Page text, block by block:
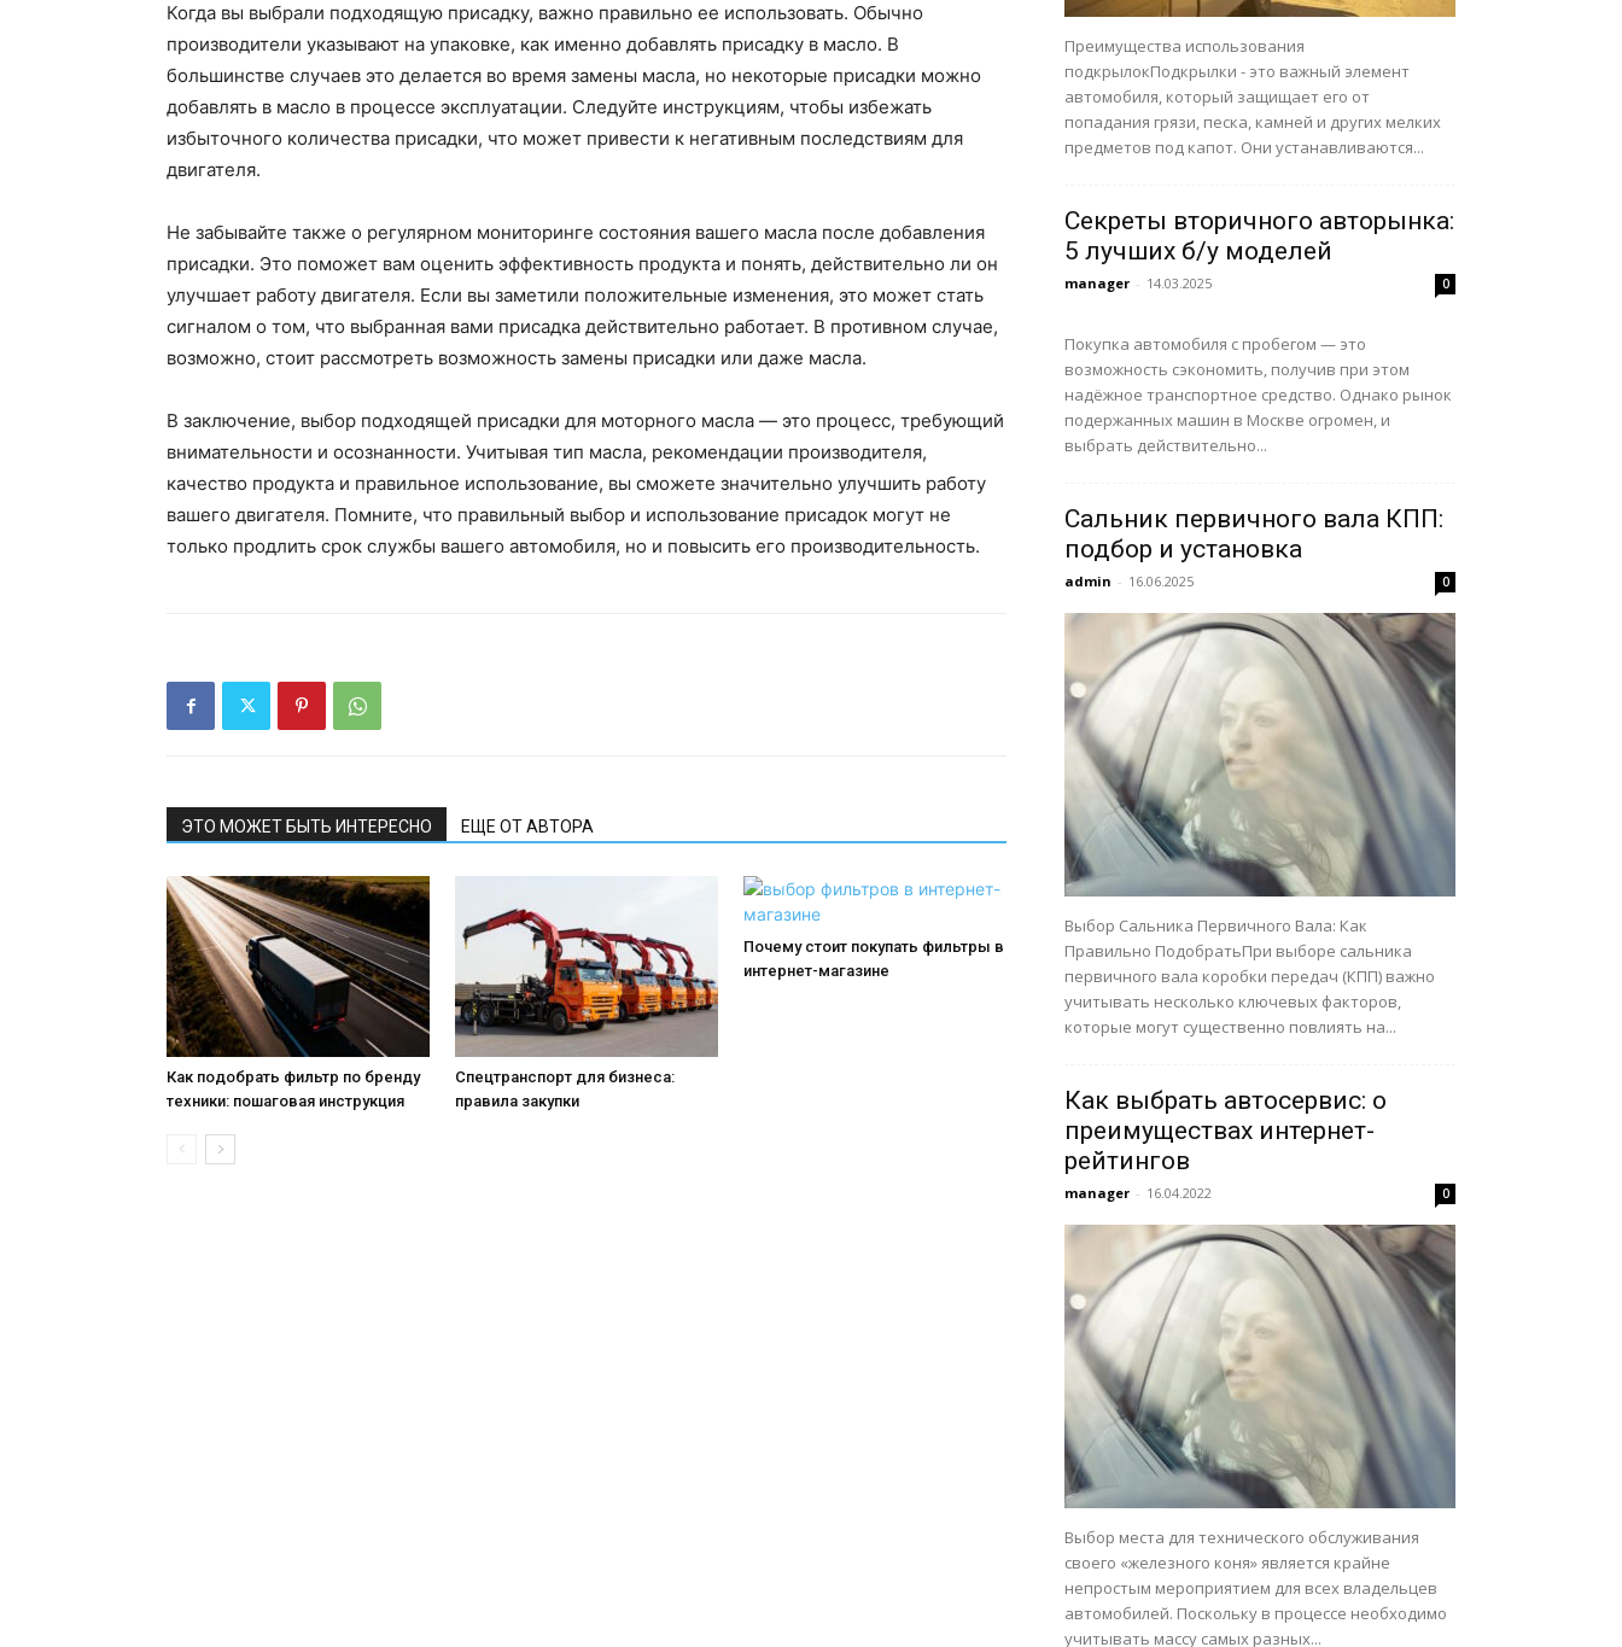
Когда вы выбрали подходящую присадку, важно правильно ее использовать. Обычно
производители указывают на упаковке, как именно добавлять присадку в масло. В
большинстве случаев это делается во время замены масла, но некоторые присадки можно
добавлять в масло в процессе эксплуатации. Следуйте инструкциям, чтобы избежать
избыточного количества присадки, что может привести к негативным последствиям для
двигателя.
Не забывайте также о регулярном мониторинге состояния вашего масла после добавления
присадки. Это поможет вам оценить эффективность продукта и понять, действительно ли он
улучшает работу двигателя. Если вы заметили положительные изменения, это может стать
сигналом о том, что выбранная вами присадка действительно работает. В противном случае,
возможно, стоит рассмотреть возможность замены присадки или даже масла.
В заключение, выбор подходящей присадки для моторного масла — это процесс, требующий
внимательности и осознанности. Учитывая тип масла, рекомендации производителя,
качество продукта и правильное использование, вы сможете значительно улучшить работу
вашего двигателя. Помните, что правильный выбор и использование присадок могут не
только продлить срок службы вашего автомобиля, но и повысить его производительность.
ЭТО МОЖЕТ БЫТЬ ИНТЕРЕСНО ЕЩЕ ОТ АВТОРА
Как подобрать фильтр по бренду
техники: пошаговая инструкция
Спецтранспорт для бизнеса:
правила закупки
Почему стоит покупать фильтры в
интернет-магазине
Преимущества использования
подкрылокПодкрылки - это важный элемент
автомобиля, который защищает его от
попадания грязи, песка, камней и других мелких
предметов под капот. Они устанавливаются...
Секреты вторичного авторынка:
5 лучших б/у моделей
manager - 14.03.2025 0
Покупка автомобиля с пробегом — это
возможность сэкономить, получив при этом
надёжное транспортное средство. Однако рынок
подержанных машин в Москве огромен, и
выбрать действительно...
Сальник первичного вала КПП:
подбор и установка
admin - 16.06.2025 0
Выбор Сальника Первичного Вала: Как
Правильно ПодобратьПри выборе сальника
первичного вала коробки передач (КПП) важно
учитывать несколько ключевых факторов,
которые могут существенно повлиять на...
Как выбрать автосервис: о
преимуществах интернет-
рейтингов
manager - 16.04.2022 0
Выбор места для технического обслуживания
своего «железного коня» является крайне
непростым мероприятием для всех владельцев
автомобилей. Поскольку в процессе необходимо
учитывать массу самых разных...